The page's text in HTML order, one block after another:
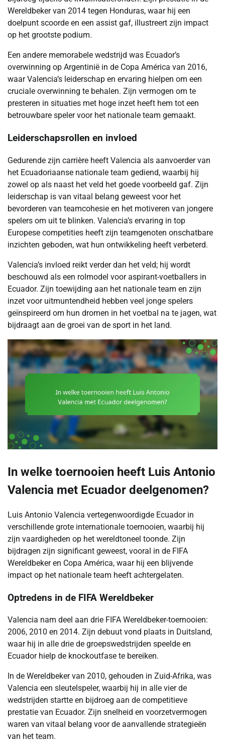
Wereldbeker van 2014 tegen Honduras, waar hij een
doelpunt scoorde en een assist gaf, illustreert zijn impact
op het grootste podium.
Een andere memorabele wedstrijd was Ecuador’s
overwinning op Argentinië in de Copa América van 2016,
waar Valencia’s leiderschap en ervaring hielpen om een
cruciale overwinning te behalen. Zijn vermogen om te
presteren in situaties met hoge inzet heeft hem tot een
betrouwbare speler voor het nationale team gemaakt.
Leiderschapsrollen en invloed
Gedurende zijn carrière heeft Valencia als aanvoerder van
het Ecuadoriaanse nationale team gediend, waarbij hij
zowel op als naast het veld het goede voorbeeld gaf. Zijn
leiderschap is van vitaal belang geweest voor het
bevorderen van teamcohesie en het motiveren van jongere
spelers om uit te blinken. Valencia’s ervaring in top
Europese competities heeft zijn teamgenoten onschatbare
inzichten geboden, wat hun ontwikkeling heeft verbeterd.
Valencia’s invloed reikt verder dan het veld; hij wordt
beschouwd als een rolmodel voor aspirant-voetballers in
Ecuador. Zijn toewijding aan het nationale team en zijn
inzet voor uitmuntendheid hebben veel jonge spelers
geïnspireerd om hun dromen in het voetbal na te jagen, wat
bijdraagt aan de groei van de sport in het land.
In welke toernooien heeft Luis Antonio
Valencia met Ecuador deelgenomen?
Luis Antonio Valencia vertegenwoordigde Ecuador in
verschillende grote internationale toernooien, waarbij hij
zijn vaardigheden op het wereldtoneel toonde. Zijn
bijdragen zijn significant geweest, vooral in de FIFA
Wereldbeker en Copa América, waar hij een blijvende
impact op het nationale team heeft achtergelaten.
Optredens in de FIFA Wereldbeker
Valencia nam deel aan drie FIFA Wereldbeker-toernooien:
2006, 2010 en 2014. Zijn debuut vond plaats in Duitsland,
waar hij in alle drie de groepswedstrijden speelde en
Ecuador hielp de knockoutfase te bereiken.
In de Wereldbeker van 2010, gehouden in Zuid-Afrika, was
Valencia een sleutelspeler, waarbij hij in alle vier de
wedstrijden startte en bijdroeg aan de competitieve
prestatie van Ecuador. Zijn snelheid en voorzetvermogen
waren van vitaal belang voor de aanvallende strategieën
van het team.